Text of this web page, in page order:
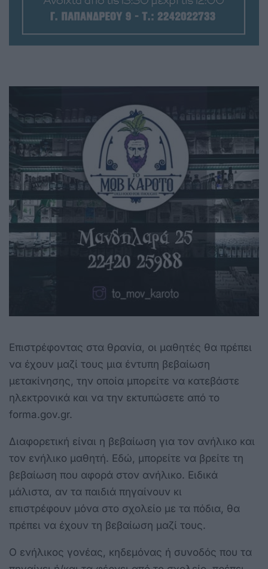
Επιστρέφοντας στα θρανία, οι μαθητές θα πρέπει
να έχουν μαζί τους μια έντυπη βεβαίωση
μετακίνησης, την οποία μπορείτε να κατεβάστε
ηλεκτρονικά και να την εκτυπώσετε από το
forma.gov.gr.
Διαφορετική είναι η βεβαίωση για τον ανήλικο και
τον ενήλικο μαθητή. Εδώ, μπορείτε να βρείτε τη
βεβαίωση που αφορά στον ανήλικο. Ειδικά
μάλιστα, αν τα παιδιά πηγαίνουν κι
επιστρέφουν μόνα στο σχολείο με τα πόδια, θα
πρέπει να έχουν τη βεβαίωση μαζί τους.
Ο ενήλικος γονέας, κηδεμόνας ή συνοδός που τα